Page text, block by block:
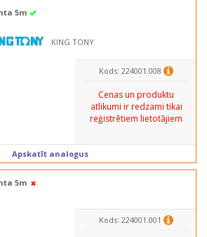
5m
KING TONY
Kods: 224001.008
Cenas un produktu
atlikumi ir redzami tikai
reģistrētiem lietotājiem
Apskatīt analogus
5m
Kods: 224001.001